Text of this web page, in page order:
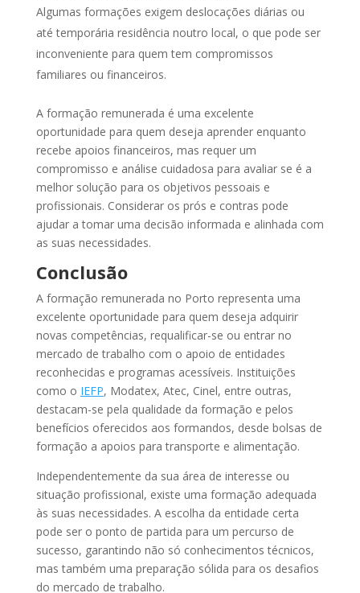
Algumas formações exigem deslocações diárias ou
até temporária residência noutro local, o que pode ser
inconveniente para quem tem compromissos
familiares ou financeiros.
A formação remunerada é uma excelente
oportunidade para quem deseja aprender enquanto
recebe apoios financeiros, mas requer um
compromisso e análise cuidadosa para avaliar se é a
melhor solução para os objetivos pessoais e
profissionais. Considerar os prós e contras pode
ajudar a tomar uma decisão informada e alinhada com
as suas necessidades.
Conclusão
A formação remunerada no Porto representa uma
excelente oportunidade para quem deseja adquirir
novas competências, requalificar-se ou entrar no
mercado de trabalho com o apoio de entidades
reconhecidas e programas acessíveis. Instituições
como o IEFP, Modatex, Atec, Cinel, entre outras,
destacam-se pela qualidade da formação e pelos
benefícios oferecidos aos formandos, desde bolsas de
formação a apoios para transporte e alimentação.
Independentemente da sua área de interesse ou
situação profissional, existe uma formação adequada
às suas necessidades. A escolha da entidade certa
pode ser o ponto de partida para um percurso de
sucesso, garantindo não só conhecimentos técnicos,
mas também uma preparação sólida para os desafios
do mercado de trabalho.